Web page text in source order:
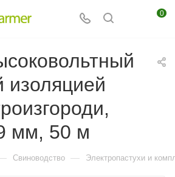
0
изоляцией
мм, 50 м
Свиноводство — Электропастухи и